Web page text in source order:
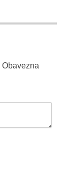
Obavezna